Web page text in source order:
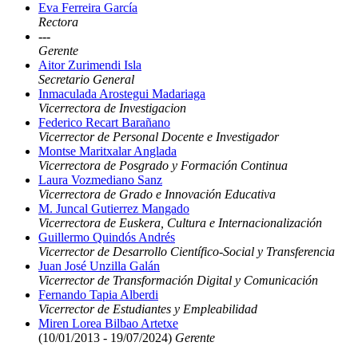
Eva Ferreira García
Rectora
---
Gerente
Aitor Zurimendi Isla
Secretario General
Inmaculada Arostegui Madariaga
Vicerrectora de Investigacion
Federico Recart Barañano
Vicerrector de Personal Docente e Investigador
Montse Maritxalar Anglada
Vicerrectora de Posgrado y Formación Continua
Laura Vozmediano Sanz
Vicerrectora de Grado e Innovación Educativa
M. Juncal Gutierrez Mangado
Vicerrectora de Euskera, Cultura e Internacionalización
Guillermo Quindós Andrés
Vicerrector de Desarrollo Científico-Social y Transferencia
Juan José Unzilla Galán
Vicerrector de Transformación Digital y Comunicación
Fernando Tapia Alberdi
Vicerrector de Estudiantes y Empleabilidad
Miren Lorea Bilbao Artetxe
(10/01/2013 - 19/07/2024) Gerente